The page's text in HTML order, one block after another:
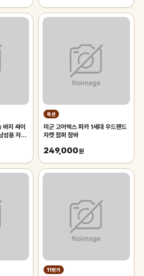
바지 싸이
성용 자전
옥션
미군 고어텍스 파카 1세대 우드랜드
자켓 점퍼 잠바
249,000원
11번가